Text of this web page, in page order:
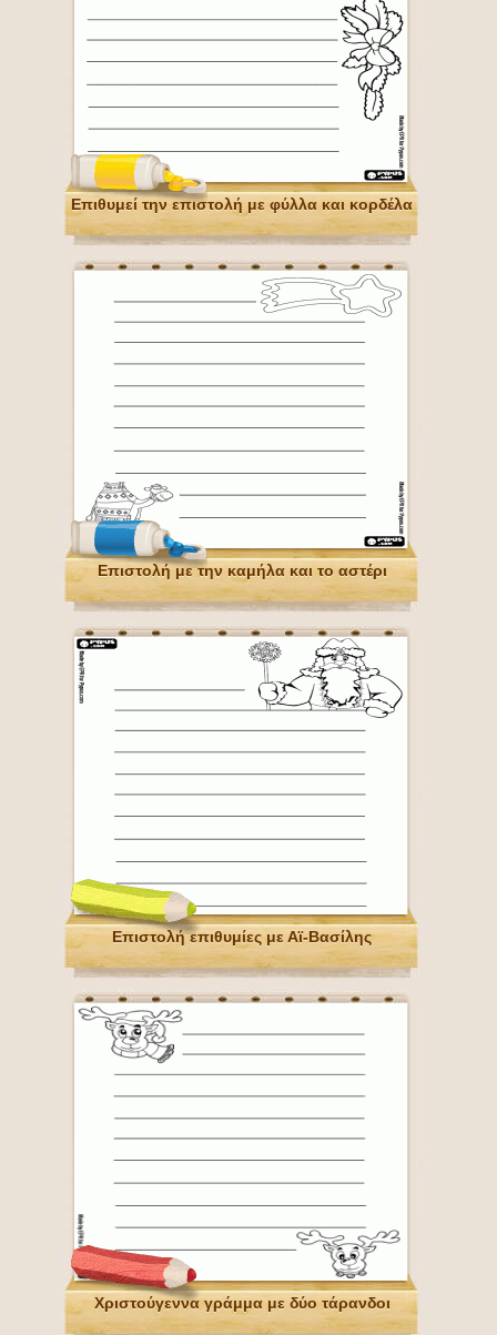
Επιθυμεί την επιστολή με φύλλα και κορδέλα
Επιστολή με την καμήλα και το αστέρι
Επιστολή επιθυμίες με Αϊ-Βασίλης
Χριστούγεννα γράμμα με δύο τάρανδοι